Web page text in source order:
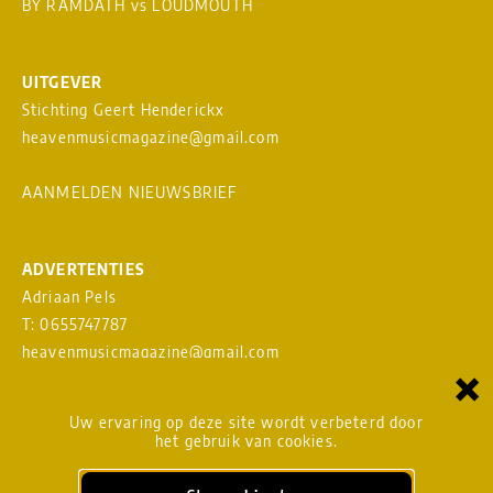
Uw ervaring op deze site wordt verbeterd door
het gebruik van cookies.
×
BY RAMDATH vs LOUDMOUTH
UITGEVER
Stichting Geert Henderickx
heavenmusicmagazine@gmail.com
AANMELDEN NIEUWSBRIEF
ADVERTENTIES
Adriaan Pels
T: 0655747787
heavenmusicmagazine@gmail.com